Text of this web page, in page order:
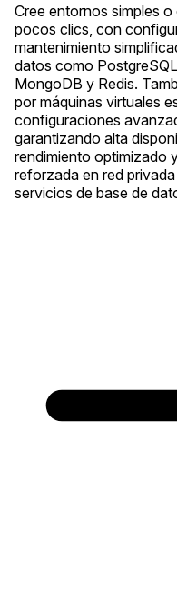
Cree entornos simples
pocos clics, con
mantenimiento
datos como
MongoDB y Redis.
por máquinas virtuales
configuraciones
garantizando alta
rendimiento optimizado
reforzada en red
servicios de base de